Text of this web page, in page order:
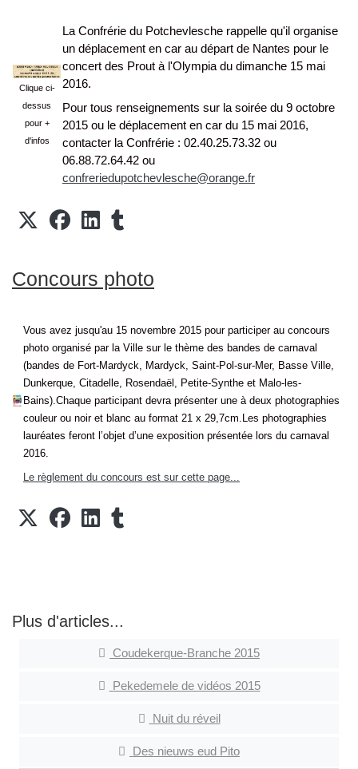
Clique ci-
dessus
pour +
d'infos
La Confrérie du Potchevlesche rappelle qu'il organise
un déplacement en car au départ de Nantes pour le
concert des Prout à l'Olympia du dimanche 15 mai
2016.
Pour tous renseignements sur la soirée du 9 octobre
2015 ou le déplacement en car du 15 mai 2016,
contacter la Confrérie : 02.40.25.73.32 ou
06.88.72.64.42 ou
confreriedupotchevlesche@orange.fr
Concours photo
Vous avez jusqu'au 15 novembre 2015 pour participer au concours
photo organisé par la Ville sur le thème des bandes de carnaval
(bandes de Fort-Mardyck, Mardyck, Saint-Pol-sur-Mer, Basse Ville,
Dunkerque, Citadelle, Rosendaël, Petite-Synthe et Malo-les-
Bains).Chaque participant devra présenter une à deux photographies
couleur ou noir et blanc au format 21 x 29,7cm.Les photographies
lauréates feront l’objet d’une exposition présentée lors du carnaval
2016.
Le règlement du concours est sur cette page...
Plus d'articles...
Coudekerque-Branche 2015
Pekedemele de vidéos 2015
Nuit du réveil
Des nieuws eud Pito